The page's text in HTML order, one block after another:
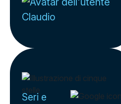
Claudio
Seri e